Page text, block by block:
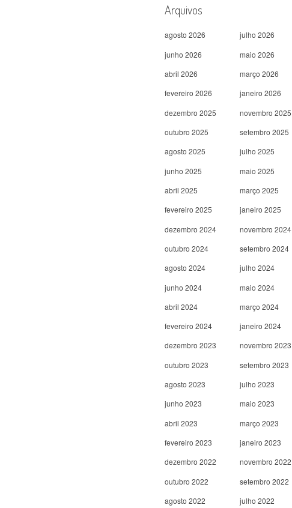
Arquivos
agosto 2026
julho 2026
junho 2026
maio 2026
abril 2026
março 2026
fevereiro 2026
janeiro 2026
dezembro 2025
novembro 2025
outubro 2025
setembro 2025
agosto 2025
julho 2025
junho 2025
maio 2025
abril 2025
março 2025
fevereiro 2025
janeiro 2025
dezembro 2024
novembro 2024
outubro 2024
setembro 2024
agosto 2024
julho 2024
junho 2024
maio 2024
abril 2024
março 2024
fevereiro 2024
janeiro 2024
dezembro 2023
novembro 2023
outubro 2023
setembro 2023
agosto 2023
julho 2023
junho 2023
maio 2023
abril 2023
março 2023
fevereiro 2023
janeiro 2023
dezembro 2022
novembro 2022
outubro 2022
setembro 2022
agosto 2022
julho 2022